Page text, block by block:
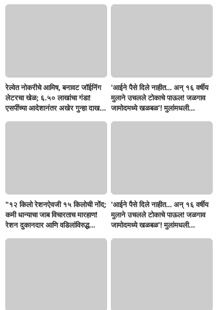
रेल्वेत नोकरीचे आमिष, बनावट जॉईनिंग
लेटरचा खेळ; ६.५० लाखांचा गंडा!
एसपींच्या आदेशानंतर अखेर गुन्हा दाखल;
'आईने पैसे दिले नाहीत... अन् १६ वर्षीय
मुलाने उचलले टोकाचे पाऊल! जळगाव
जामोदमध्ये खळबळ'! मुलांमधली
"१२ किलो रेशनऐवजी १५ किलोची नोंद;
कमी धान्याचा जाब विचारताच मारहाण!
रेशन दुकानदार आणि वडिलांविरुद्ध
'आईने पैसे दिले नाहीत... अन् १६ वर्षीय
मुलाने उचलले टोकाचे पाऊल! जळगाव
जामोदमध्ये खळबळ'! मुलांमधली